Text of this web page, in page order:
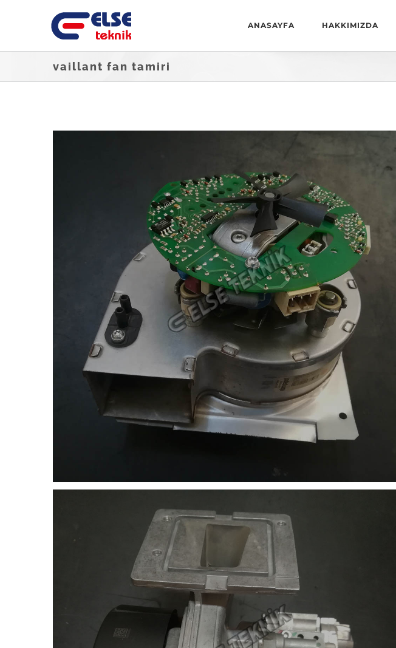
content
ANASAYFA HAKKIMIZDA
vaillant fan tamiri